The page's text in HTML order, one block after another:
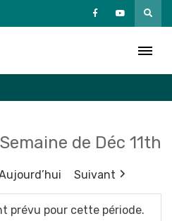
Semaine de Déc 11th
Suivant
prévu pour cette période.